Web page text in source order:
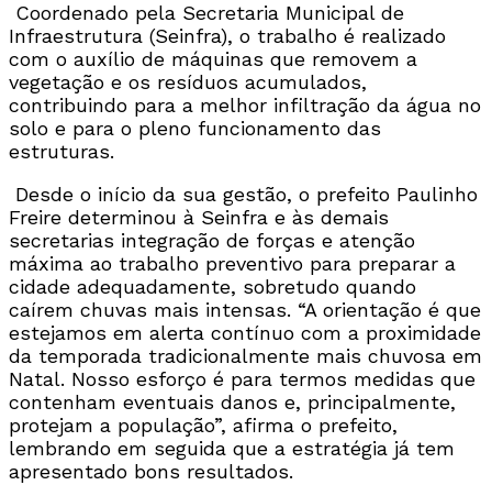
Coordenado pela Secretaria Municipal de
Infraestrutura (Seinfra), o trabalho é realizado
com o auxílio de máquinas que removem a
vegetação e os resíduos acumulados,
contribuindo para a melhor infiltração da água no
solo e para o pleno funcionamento das
estruturas.
Desde o início da sua gestão, o prefeito Paulinho
Freire determinou à Seinfra e às demais
secretarias integração de forças e atenção
máxima ao trabalho preventivo para preparar a
cidade adequadamente, sobretudo quando
caírem chuvas mais intensas. “A orientação é que
estejamos em alerta contínuo com a proximidade
da temporada tradicionalmente mais chuvosa em
Natal. Nosso esforço é para termos medidas que
contenham eventuais danos e, principalmente,
protejam a população”, afirma o prefeito,
lembrando em seguida que a estratégia já tem
apresentado bons resultados.